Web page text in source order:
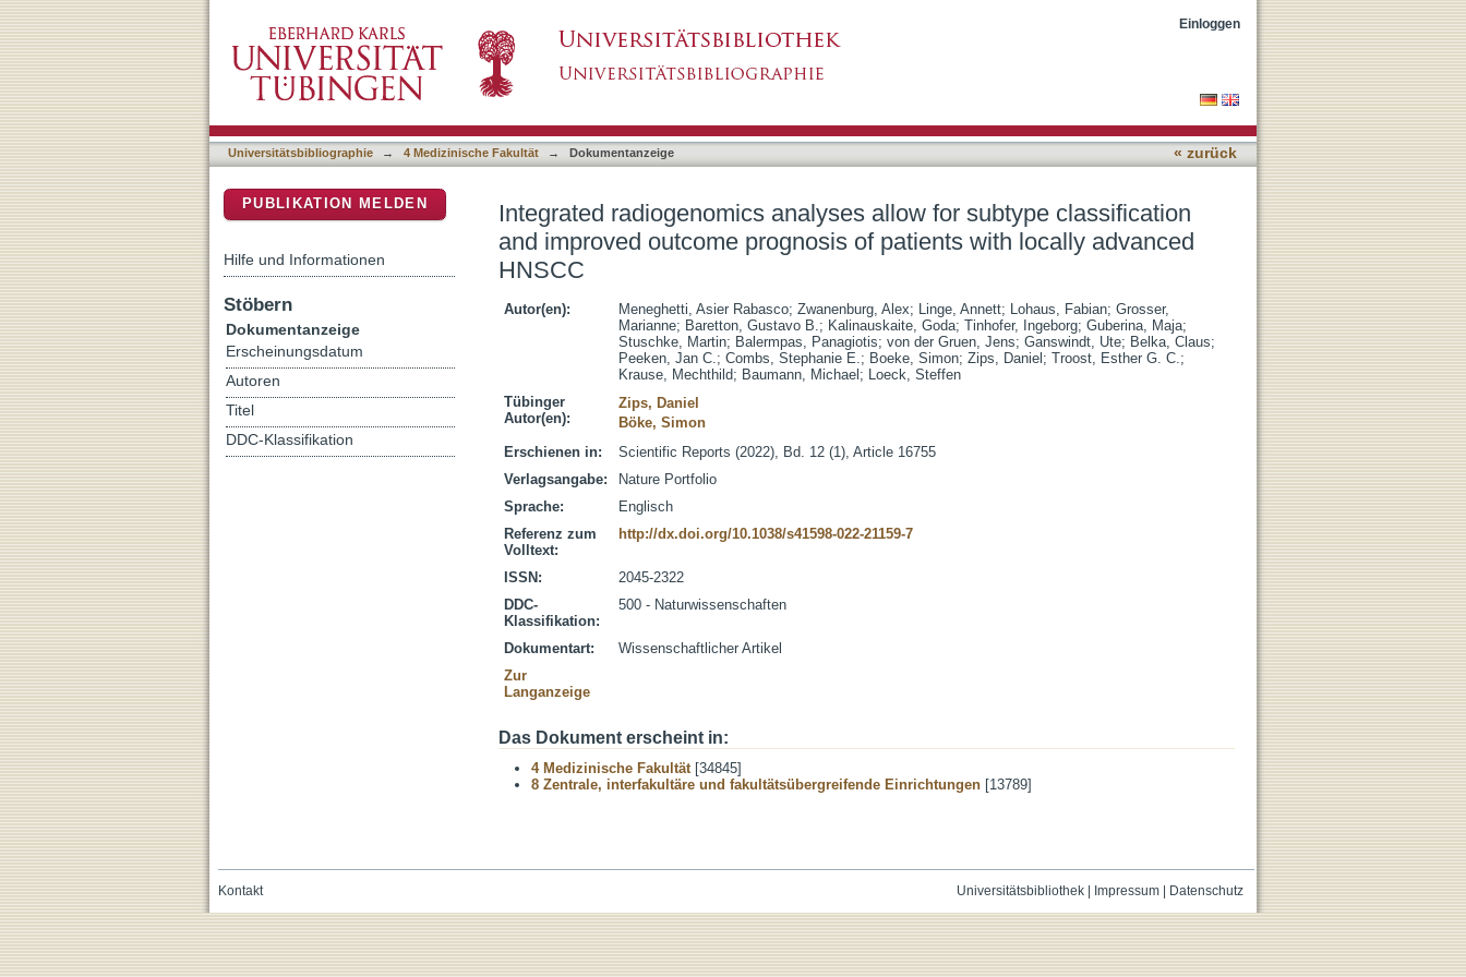
prognosis of patients with locally advanced HNSCC
Einloggen
Universitätsbibliographie → 4 Medizinische Fakultät → Dokumentanzeige « zurück
Integrated radiogenomics analyses allow for subtype classification
and improved outcome prognosis of patients with locally advanced
HNSCC
Autor(en): Meneghetti, Asier Rabasco; Zwanenburg, Alex; Linge, Annett; Lohaus, Fabian; Grosser,
Marianne; Baretton, Gustavo B.; Kalinauskaite, Goda; Tinhofer, Ingeborg; Guberina, Maja;
Stuschke, Martin; Balermpas, Panagiotis; von der Gruen, Jens; Ganswindt, Ute; Belka, Claus;
Peeken, Jan C.; Combs, Stephanie E.; Boeke, Simon; Zips, Daniel ; Troost, Esther G. C.;
Krause, Mechthild; Baumann, Michael ; Loeck, Steffen
Tübinger
Autor(en):
Zips, Daniel
Böke, Simon
Erschienen in:
Scientific Reports (2022), Bd. 12 (1), Article 16755
Verlagsangabe:
Nature Portfolio
Sprache:
Englisch
Referenz zum
Volltext:
http://dx.doi.org/10.1038/s41598-022-21159-7
ISSN:
2045-2322
DDC-
Klassifikation:
500 - Naturwissenschaften
Dokumentart:
Wissenschaftlicher Artikel
Zur
Langanzeige
Das Dokument erscheint in:
4 Medizinische Fakultät[34845]
8 Zentrale, interfakultäre und fakultätsübergreifende Einrichtungen [13789]
PUBLIKATION MELDEN
Hilfe und Informationen
Stöbern
Dokumentanzeige
Erscheinungsdatum
Autoren
Titel
DDC-Klassifikation
Universitätsbibliothek| Impressum| Datenschutz
Kontakt